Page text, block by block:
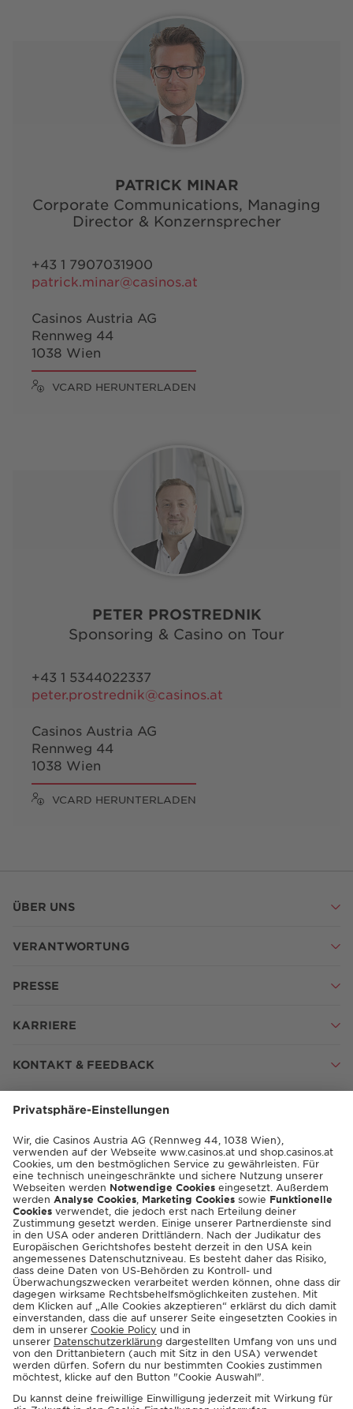
PATRICK MINAR
Corporate Communications, Managing
Director & Konzernsprecher
Casinos Austria AG
Rennweg 44
1038 Wien
+43 1 7907031900
patrick.minar@casinos.at
VCARD HERUNTERLADEN
PETER PROSTREDNIK
Sponsoring & Casino on Tour
Casinos Austria AG
Rennweg 44
1038 Wien
+43 1 5344022337
peter.prostrednik@casinos.at
VCARD HERUNTERLADEN
ÜBER UNS
VERANTWORTUNG
PRESSE
KARRIERE
KONTAKT & FEEDBACK
© 2026 Casinos Austria AG
ENGLISH